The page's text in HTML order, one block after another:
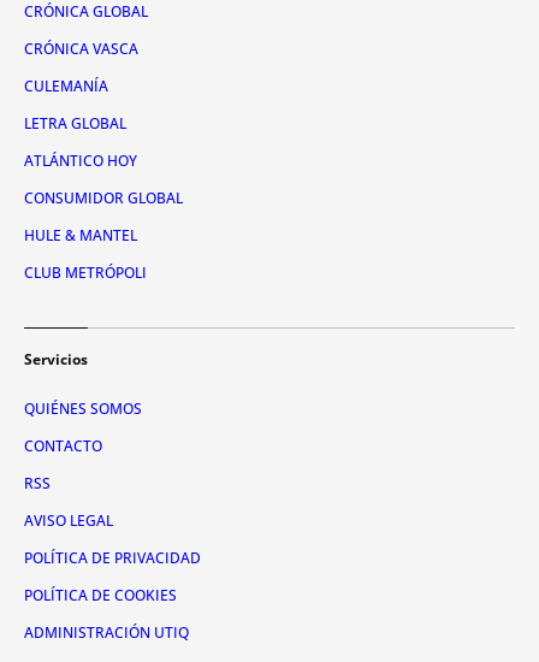
CRÓNICA GLOBAL
CRÓNICA VASCA
CULEMANÍA
LETRA GLOBAL
ATLÁNTICO HOY
CONSUMIDOR GLOBAL
HULE & MANTEL
CLUB METRÓPOLI
Servicios
QUIÉNES SOMOS
CONTACTO
RSS
AVISO LEGAL
POLÍTICA DE PRIVACIDAD
POLÍTICA DE COOKIES
ADMINISTRACIÓN UTIQ